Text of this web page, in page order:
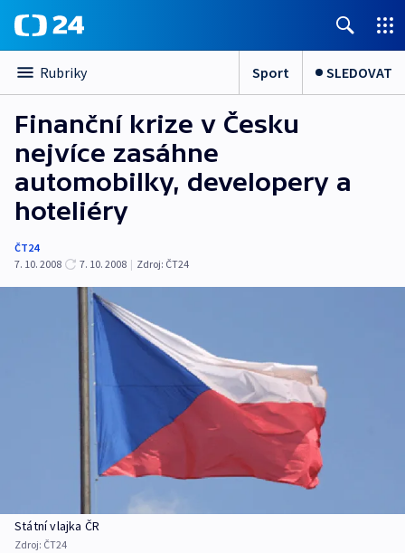
Rubriky Sport SLEDOVAT
Finanční krize v Česku
nejvíce zasáhne
automobilky, developery a
hoteliéry
ČT24
7. 10. 2008
7. 10. 2008 | Zdroj: ČT24
Státní vlajka ČR
Zdroj: ČT24